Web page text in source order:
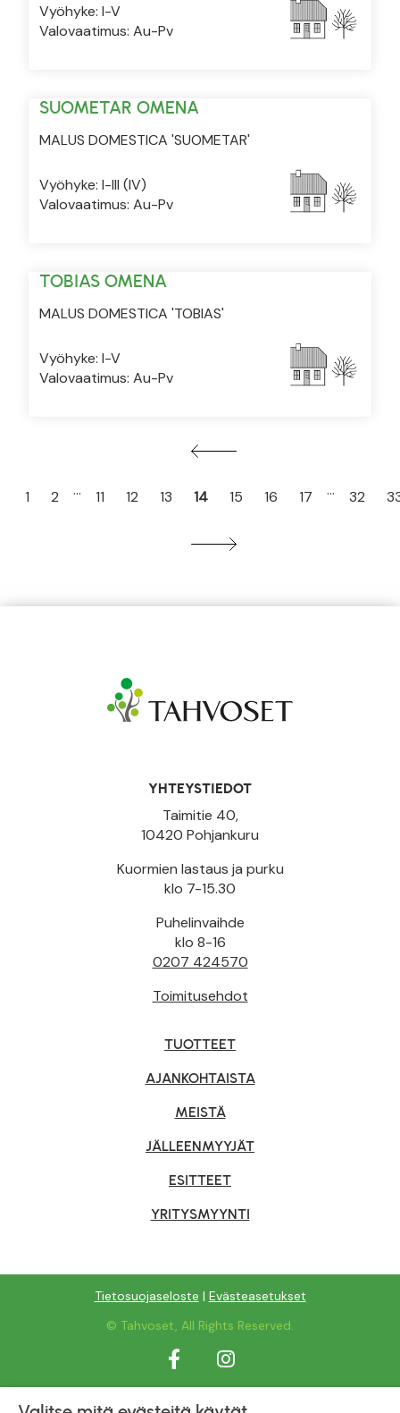
Vyöhyke: I-V
Valovaatimus: Au-Pv
SUOMETAR OMENA
MALUS DOMESTICA 'SUOMETAR'
Vyöhyke: I-III (IV)
Valovaatimus: Au-Pv
TOBIAS OMENA
MALUS DOMESTICA 'TOBIAS'
Vyöhyke: I-V
Valovaatimus: Au-Pv
1 2 … 11 12 13 14 15 16 17 … 32
YHTEYSTIEDOT
Taimitie 40,
10420 Pohjankuru
Kuormien lastaus ja purku
klo 7-15.30
Puhelinvaihde
klo 8-16
0207 424570
Toimitusehdot
TUOTTEET
AJANKOHTAISTA
MEISTÄ
JÄLLEENMYYJÄT
ESITTEET
YRITYSMYYNTI
Tietosuojaseloste | Evästeasetukset
© Tahvoset, All Rights Reserved.
Facebook